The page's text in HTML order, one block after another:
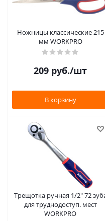
Ножницы классические 215
мм WORKPRO
209 руб./шт
В корзину
Трещотка ручная 1/2" 72 зуба
для труднодоступ. мест
WORKPRO